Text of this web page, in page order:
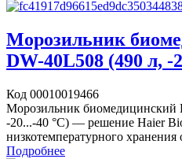
Морозильник
DW-40L508 (490 л, -
Код 00010019466
Морозильник биомедицинский
-20...-40 °C) — решение Haier
низкотемпературного
Подробнее